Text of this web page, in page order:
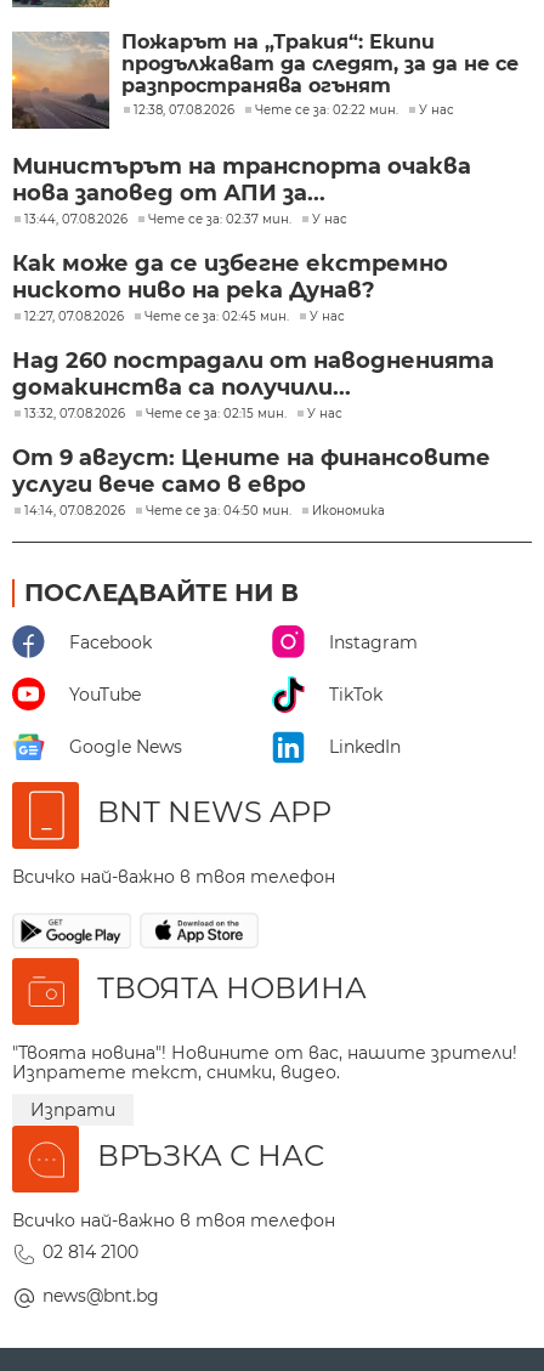
Пожарът на „Тракия“: Екипи
продължават да следят, за да не се
разпространява огънят
12:38, 07.08.2026 Чете се за: 02:22 мин. У нас
Министърът на транспорта очаква
нова заповед от АПИ за...
13:44, 07.08.2026 Чете се за: 02:37 мин. У нас
Как може да се избегне екстремно
ниското ниво на река Дунав?
12:27, 07.08.2026 Чете се за: 02:45 мин. У нас
Над 260 пострадали от наводненията
домакинства са получили...
13:32, 07.08.2026 Чете се за: 02:15 мин. У нас
От 9 август: Цените на финансовите
услуги вече само в евро
14:14, 07.08.2026 Чете се за: 04:50 мин. Икономика
ПОСЛЕДВАЙТЕ НИ В
Facebook Instagram
YouTube TikTok
Google News LinkedIn
BNT NEWS APP
Всичко най-важно в твоя телефон
ТВОЯТА НОВИНА
"Твоята новина"! Новините от вас, нашите зрители!
Изпратете текст, снимки, видео.
Изпрати
ВРЪЗКА С НАС
Всичко най-важно в твоя телефон
02 814 2100
news@bnt.bg